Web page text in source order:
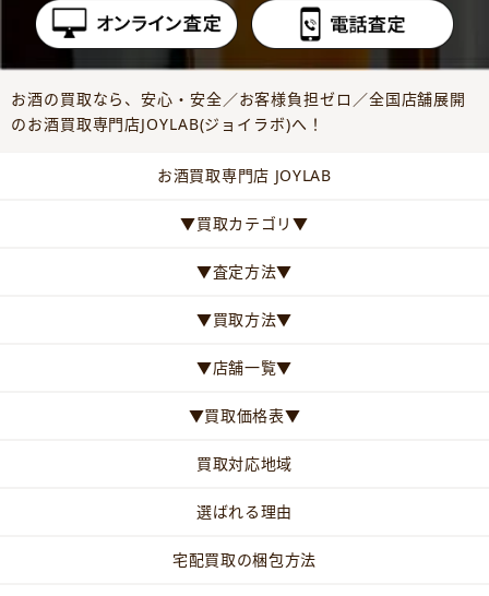
お酒の買取なら、安心・安全／お客様負担ゼロ／全国店舗展開
のお酒買取専門店JOYLAB(ジョイラボ)へ！
お酒買取専門店 JOYLAB
▼買取カテゴリ▼
▼査定方法▼
▼買取方法▼
▼店舗一覧▼
▼買取価格表▼
買取対応地域
選ばれる理由
宅配買取の梱包方法